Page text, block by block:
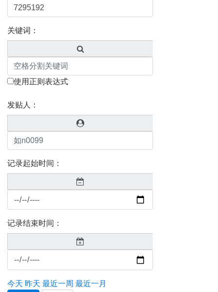
关键词：
使用正则表达式
发贴人：
记录起始时间：
记录结束时间：
今天 昨天 最近一周 最近一月